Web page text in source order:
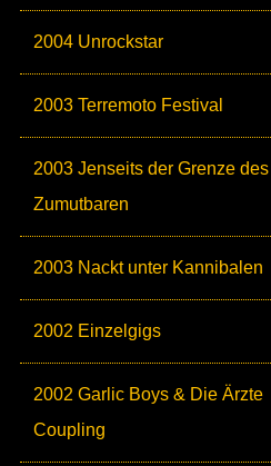
2004 Unrockstar
2003 Terremoto Festival
2003 Jenseits der Grenze des
Zumutbaren
2003 Nackt unter Kannibalen
2002 Einzelgigs
2002 Garlic Boys & Die Ärzte
Coupling